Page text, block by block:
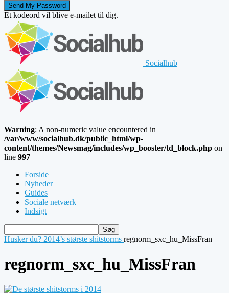
Et kodeord vil blive e-mailet til dig.
Socialhub
Warning: A non-numeric value encountered in
/var/www/socialhub.dk/public_html/wp-
content/themes/Newsmag/includes/wp_booster/td_block.php on
line 997
Forside
Nyheder
Guides
Sociale netværk
Indsigt
Husker du? 2014’s største shitstorms regnorm_sxc_hu_MissFran
regnorm_sxc_hu_MissFran